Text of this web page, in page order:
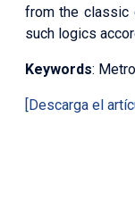
from the classic
such logics
Keywords:
[Descarga el